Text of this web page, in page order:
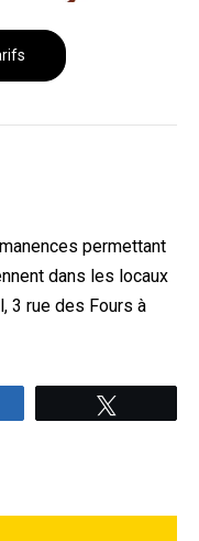
permettant
dans les locaux
3 rue des Fours à